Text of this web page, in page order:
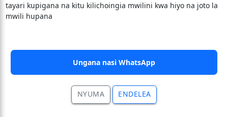
tayari kupigana na kitu kilichoingia mwilini kwa hiyo na joto la
mwili hupana
Ungana nasi WhatsApp
NYUMA ENDELEA